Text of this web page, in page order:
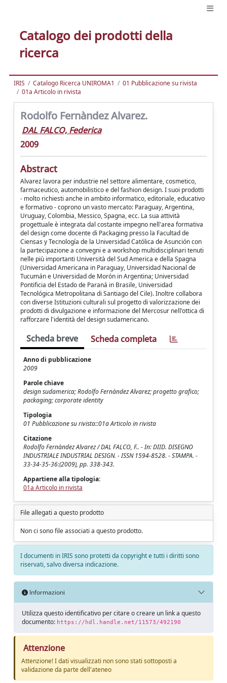
Catalogo dei prodotti della
ricerca
IRIS Catalogo Ricerca UNIROMA1
01 Pubblicazione su rivista
01a Articolo in rivista
Rodolfo Fernàndez Alvarez.
DAL FALCO, Federica
2009
Abstract
Alvarez lavora per industrie nel settore alimentare, cosmetico,
farmaceutico, automobilistico e del fashion design. I suoi prodotti
- molto richiesti anche in ambito informatico, editoriale, educativo
e formativo - coprono un vasto mercato: Paraguay, Argentina,
Uruguay, Colombia, Messico, Spagna, ecc. La sua attività
progettuale è integrata dal costante impegno nell'area formativa
del design come docente di Packaging presso la Facultad de
Ciensas y Tecnología de la Universidad Católica de Asunción con
la partecipazione a convegni e a workshop multidisciplinari tenuti
nelle più importanti Università del Sud America e della Spagna
(Universidad Americana in Paraguay, Universidad Nacional de
Tucumán e Universidad de Morón in Argentina; Universidad
Pontificia del Estado de Paraná in Brasile, Universidad
Tecnológica Metropolitana di Santiago del Cile). Inoltre collabora
con diverse Istituzioni culturali sul progetto di valorizzazione dei
prodotti di divulgazione e informazione del Mercosur nell'ottica di
rafforzare l'identità del design sudamericano.
Scheda breve Scheda completa
Anno di pubblicazione
2009
Parole chiave
design sudamerica; Rodolfo Fernàndez Alvarez; progetto grafico;
packaging; corporate identity
Tipologia
01 Pubblicazione su rivista::01a Articolo in rivista
Citazione
Rodolfo Fernàndez Alvarez / DAL FALCO, F.. - In: DIID. DISEGNO
INDUSTRIALE INDUSTRIAL DESIGN. - ISSN 1594-8528. - STAMPA. -
33-34-35-36:(2009), pp. 338-343.
Appartiene alla tipologia:
01a Articolo in rivista
File allegati a questo prodotto
Non ci sono file associati a questo prodotto.
I documenti in IRIS sono protetti da copyright e tutti i diritti sono
riservati, salvo diversa indicazione.
Informazioni
Utilizza questo identificativo per citare o creare un link a questo
documento: https://hdl.handle.net/11573/492190
Attenzione
Attenzione! I dati visualizzati non sono stati sottoposti a
validazione da parte dell'ateneo